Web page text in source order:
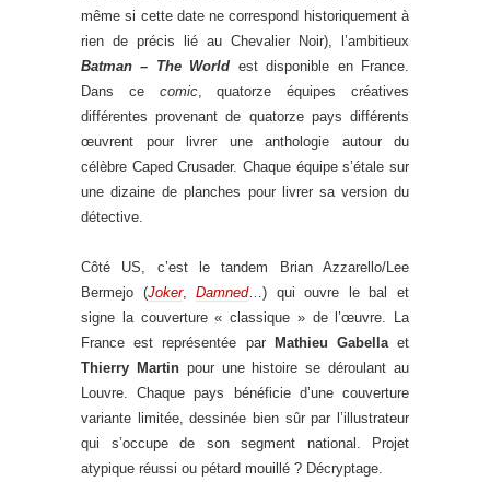
même si cette date ne correspond historiquement à
rien de précis lié au Chevalier Noir), l’ambitieux
Batman – The World est disponible en France.
Dans ce comic, quatorze équipes créatives
différentes provenant de quatorze pays différents
œuvrent pour livrer une anthologie autour du
célèbre Caped Crusader. Chaque équipe s’étale sur
une dizaine de planches pour livrer sa version du
détective.
Côté US, c’est le tandem Brian Azzarello/Lee
Bermejo (Joker,Damned…) qui ouvre le bal et
signe la couverture « classique » de l’œuvre. La
France est représentée par
Mathieu Gabellaet
Thierry Martinpour une histoire se déroulant au
Louvre. Chaque pays bénéficie d’une couverture
variante limitée, dessinée bien sûr par l’illustrateur
qui s’occupe de son segment national. Projet
atypique réussi ou pétard mouillé ? Décryptage.